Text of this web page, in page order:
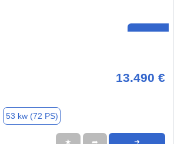
13.490 €
53 kw (72 PS)
★ ➦ ➜